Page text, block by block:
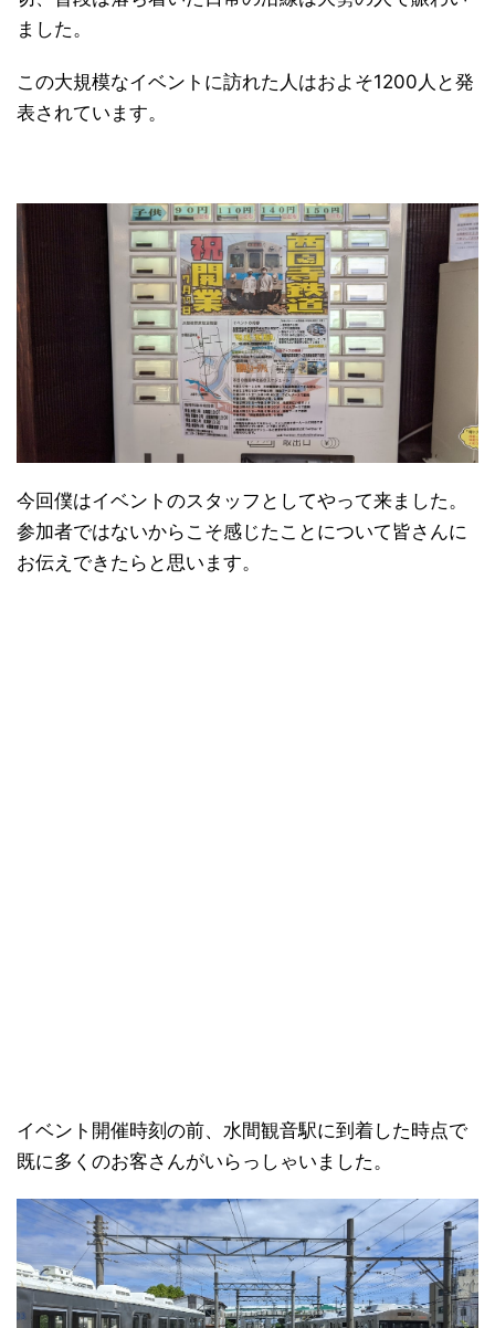
ました。
この大規模なイベントに訪れた人はおよそ1200人と発
表されています。
今回僕はイベントのスタッフとしてやって来ました。
参加者ではないからこそ感じたことについて皆さんに
お伝えできたらと思います。
イベント開催時刻の前、水間観音駅に到着した時点で
既に多くのお客さんがいらっしゃいました。